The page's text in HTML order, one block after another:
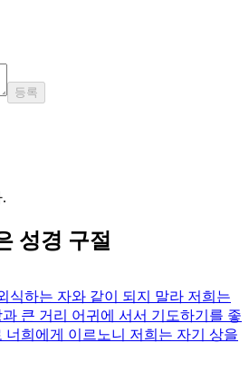
등록
성경 구절
식하는 자와 같이 되지 말라 저희는
큰 거리 어귀에 서서 기도하기를 좋
너희에게 이르노니 저희는 자기 상을